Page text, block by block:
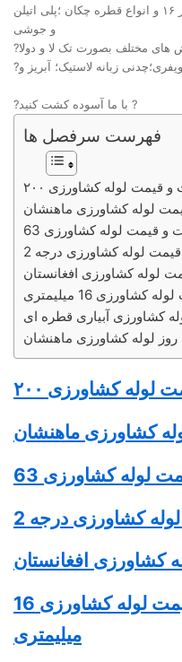
رابط تیپ به تیپ و واشر باز ۱۶ و واشر کور ۱۶ و انواع قطره چکان ؛پلی اتیلن
و جوشی
های مختلف بصورت تک لا و دولا
?با ما آسوده کشت کنید ?
فهرست سرفصل ها
لوله کشاورزی ۲۰۰
لوله کشاورزی ماهنشان
قیمت لوله کشاورزی 63
لوله کشاورزی درجه 2
لوله کشاورزی افغانستان
16 میلیمتری
کشاورزی آبیاری قطره ای
لوله کشاورزی ماهنشان
لوله کشاورزی ۲۰۰
کشاورزی ماهنشان
لوله کشاورزی 63
لوله کشاورزی درجه 2
کشاورزی افغانستان
لوله کشاورزی 16
میلیمتری